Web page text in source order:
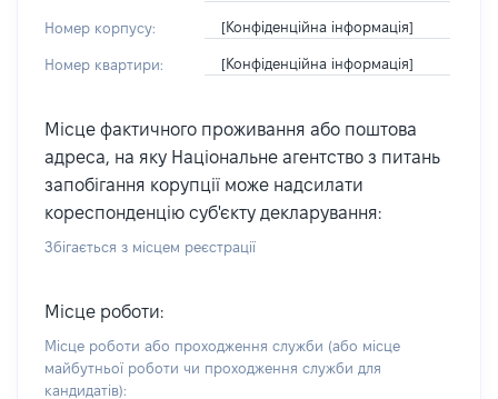
Номер корпусу: [Конфіденційна інформація]
Номер квартири: [Конфіденційна інформація]
Місце фактичного проживання або поштова
адреса, на яку Національне агентство з питань
запобігання корупції може надсилати
кореспонденцію суб'єкту декларування:
Збігається з місцем реєстрації
Місце роботи:
Місце роботи або проходження служби (або місце
майбутньої роботи чи проходження служби для
кандидатів):